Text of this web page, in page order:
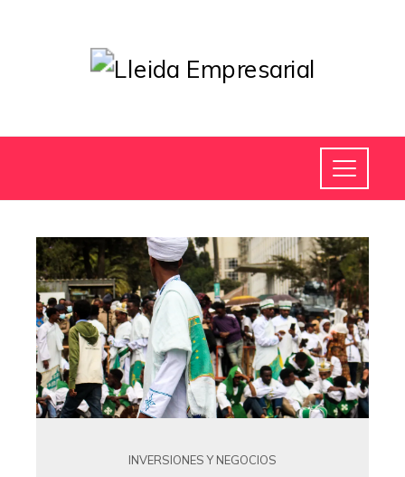
INVERSIONES Y NEGOCIOS